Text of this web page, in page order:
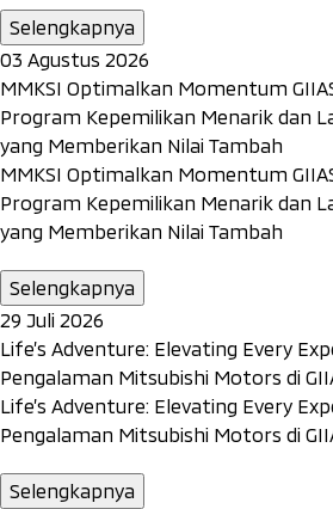
Selengkapnya
03 Agustus 2026
MMKSI Optimalkan Momentum
Program Kepemilikan Menarik dan
yang Memberikan Nilai Tambah
MMKSI Optimalkan Momentum
Program Kepemilikan Menarik dan
yang Memberikan Nilai Tambah
Selengkapnya
29 Juli 2026
Life’s Adventure: Elevating Every
Pengalaman Mitsubishi Motors di
Life’s Adventure: Elevating Every
Pengalaman Mitsubishi Motors di
Selengkapnya